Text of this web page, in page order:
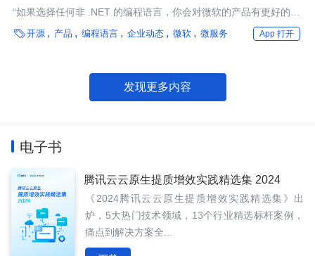
法接受的管理者权力滥用行为
“如果选择任何非 .NET 的编程语言，你会对微软的产品有更好的体
验。”
开源 产品 编程语言 企业动态 微软 微服务 App 打开
发现更多内容
电子书
腾讯云云原生提质增效实践精选集 2024
《2024腾讯云云原生提质增效实践精选集》出
炉，5大热门技术领域，13个行业精选标杆案例，
痛点到解决方案全...